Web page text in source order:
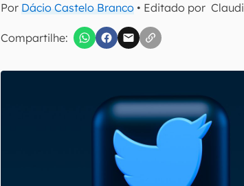
Por Dácio Castelo Branco • Editado por
Compartilhe:
Confirmo que li, aceito e concordo com os